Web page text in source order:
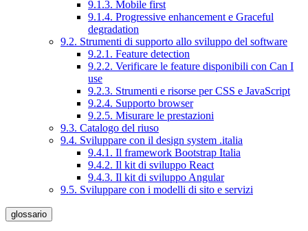
9.1.3. Mobile first
9.1.4. Progressive enhancement e Graceful
degradation
9.2. Strumenti di supporto allo sviluppo del software
9.2.1. Feature detection
9.2.2. Verificare le feature disponibili con Can I
use
9.2.3. Strumenti e risorse per CSS e JavaScript
9.2.4. Supporto browser
9.2.5. Misurare le prestazioni
9.3. Catalogo del riuso
9.4. Sviluppare con il design system .italia
9.4.1. Il framework Bootstrap Italia
9.4.2. Il kit di sviluppo React
9.4.3. Il kit di sviluppo Angular
9.5. Sviluppare con i modelli di sito e servizi
glossario